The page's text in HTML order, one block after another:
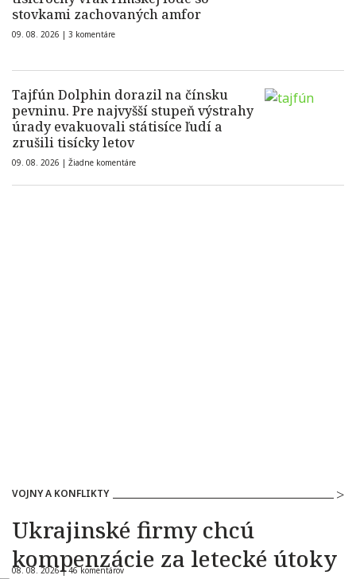
stovkami zachovaných amfor
09. 08. 2026 | 3 komentáre
Tajfún Dolphin dorazil na čínsku
pevninu. Pre najvyšší stupeň výstrahy
úrady evakuovali státisíce ľudí a
zrušili tisícky letov
09. 08. 2026 | Žiadne komentáre
VOJNY A KONFLIKTY
Ukrajinské firmy chcú
kompenzácie za letecké útoky
08. 08. 2026 |46 komentárov